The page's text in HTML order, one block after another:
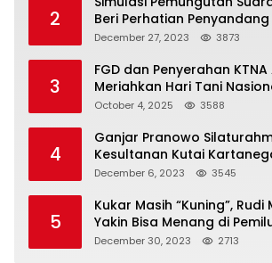
2
Beri Perhatian
December 27, 2023 3873
3
FGD dan Penyerahan
Meriahkan Hari Tani
October 4, 2025 3588
4
Ganjar Pranowo
Kesultanan Kutai
December 6, 2023 3545
5
Kukar Masih “Kuning”, Rudi
Yakin Bisa Menang di
December 30, 2023 2713